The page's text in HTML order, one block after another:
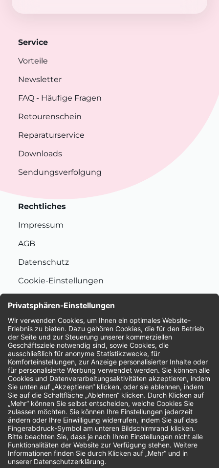
Service
Vorteile
Newsletter
FAQ - Häufige Fragen
Retourenschein
Reparaturservice
Downloads
Sendungsverfolgung
Rechtliches
Impressum
AGB
Datenschutz
Cookie-Einstellungen
Bewertungen